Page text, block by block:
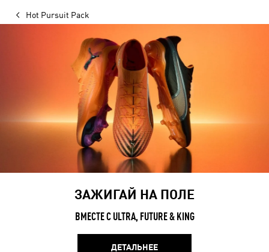
Hot Pursuit Pack
ЗАЖИГАЙ НА ПОЛЕ
ВМЕСТЕ С ULTRA, FUTURE & KING
ДЕТАЛЬНЕЕ